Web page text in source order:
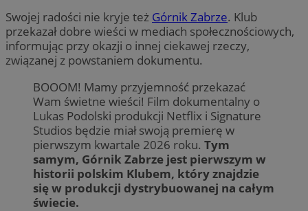
Swojej radości nie kryje też Górnik Zabrze. Klub
przekazał dobre wieści w mediach społecznościowych,
informując przy okazji o innej ciekawej rzeczy,
związanej z powstaniem dokumentu.
BOOOM! Mamy przyjemność przekazać
Wam świetne wieści! Film dokumentalny o
Lukas Podolski produkcji Netflix i Signature
Studios będzie miał swoją premierę w
pierwszym kwartale 2026 roku. Tym
samym, Górnik Zabrze jest pierwszym w
historii polskim Klubem, który znajdzie
się w produkcji dystrybuowanej na całym
świecie.